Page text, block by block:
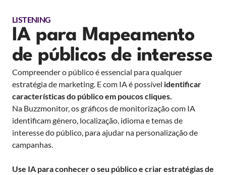
LISTENING
IA para Mapeamento
de públicos de interesse
Compreender o público é essencial para qualquer
estratégia de marketing. E com IA é possível identificar
características do público em poucos cliques.
Na Buzzmonitor, os gráficos de monitorização com IA
identificam género, localização, idioma e temas de
interesse do público, para ajudar na personalização de
campanhas.
Use IA para conhecer o seu público e criar estratégias de